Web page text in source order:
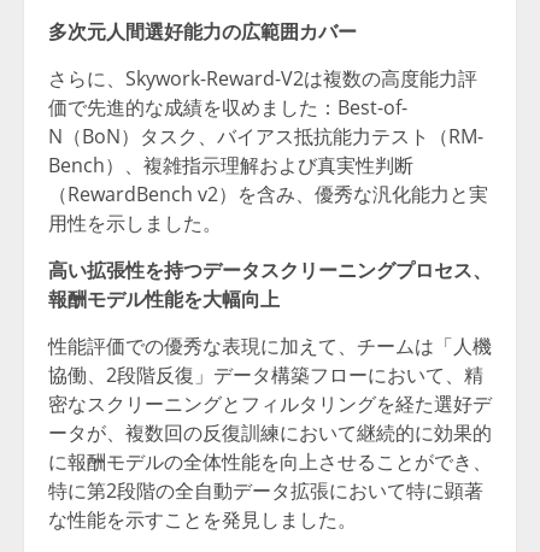
多次元人間選好能力の広範囲カバー
さらに、Skywork-Reward-V2は複数の高度能力評
価で先進的な成績を収めました：Best-of-
N（BoN）タスク、バイアス抵抗能力テスト（RM-
Bench）、複雑指示理解および真実性判断
（RewardBench v2）を含み、優秀な汎化能力と実
用性を示しました。
高い拡張性を持つデータスクリーニングプロセス、
報酬モデル性能を大幅向上
性能評価での優秀な表現に加えて、チームは「人機
協働、2段階反復」データ構築フローにおいて、精
密なスクリーニングとフィルタリングを経た選好デ
ータが、複数回の反復訓練において継続的に効果的
に報酬モデルの全体性能を向上させることができ、
特に第2段階の全自動データ拡張において特に顕著
な性能を示すことを発見しました。